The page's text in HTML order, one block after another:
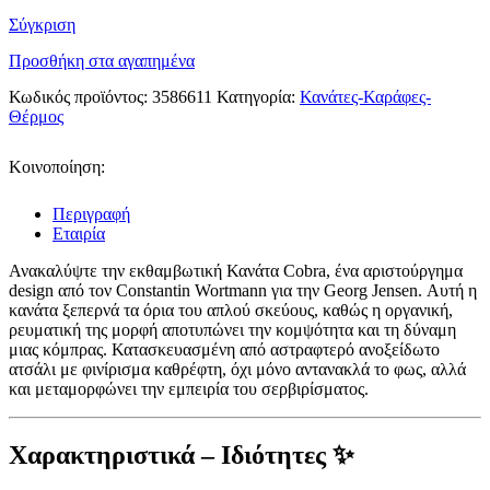
ποσότητα
Σύγκριση
Προσθήκη στα αγαπημένα
Κωδικός προϊόντος: 3586611 Κατηγορία: Κανάτες-Καράφες-
Θέρμος
Κοινοποίηση:
Περιγραφή
Εταιρία
Ανακαλύψτε την εκθαμβωτική Κανάτα Cobra, ένα αριστούργημα
design από τον Constantin Wortmann για την Georg Jensen. Αυτή η
κανάτα ξεπερνά τα όρια του απλού σκεύους, καθώς η οργανική,
ρευματική της μορφή αποτυπώνει την κομψότητα και τη δύναμη
μιας κόμπρας. Κατασκευασμένη από αστραφτερό ανοξείδωτο
ατσάλι με φινίρισμα καθρέφτη, όχι μόνο αντανακλά το φως, αλλά
και μεταμορφώνει την εμπειρία του σερβιρίσματος.
Χαρακτηριστικά – Ιδιότητες ✨